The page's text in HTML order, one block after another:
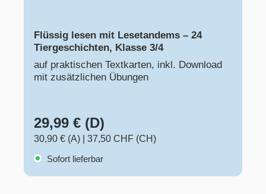
Flüssig lesen mit Lesetandems – 24
Tiergeschichten, Klasse 3/4
auf praktischen Textkarten, inkl. Download
mit zusätzlichen Übungen
29,99 € (D)
30,90 € (A)
37,50 CHF (CH)
Sofort lieferbar